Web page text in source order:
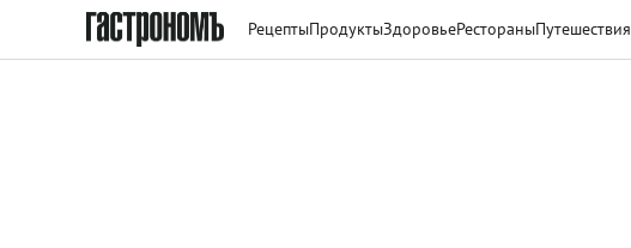
РецептыПродуктыЗдоровьеРестораныПутешествия